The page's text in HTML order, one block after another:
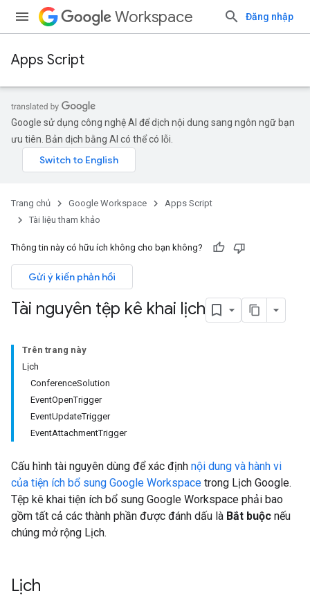
Workspace Đăng nhập
Apps Script
Google sử dụng công nghệ AI để dịch nội dung sang ngôn ngữ bạn
ưu tiên. Bản dịch bằng AI có thể có lỗi.
Trang chủ Google Workspace
Apps Script
Tài liệu tham khảo
Thông tin này có hữu ích không cho bạn không?
Gửi ý kiến phản hồi
Tài nguyên tệp kê khai lịch
Trên trang này
Lịch
ConferenceSolution
EventOpenTrigger
EventUpdateTrigger
EventAttachmentTrigger
Cấu hình tài nguyên dùng để xác định nội dung và hành vi
của tiện ích bổ sung Google Workspace trong Lịch Google.
Tệp kê khai tiện ích bổ sung Google Workspace phải bao
gồm tất cả các thành phần được đánh dấu là Bắt buộc nếu
chúng mở rộng Lịch.
Lịch